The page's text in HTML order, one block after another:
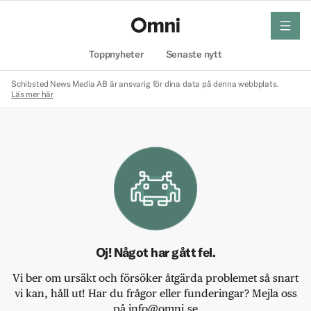
Toppnyheter Senaste nytt
meny
Schibsted News Media AB är ansvarig för dina data på denna webbplats.
Läs mer här
Oj! Något har gått fel.
Vi ber om ursäkt och försöker åtgärda problemet så snart
vi kan, håll ut! Har du frågor eller funderingar? Mejla oss